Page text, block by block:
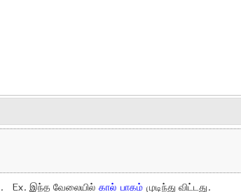
. Ex. இந்த வேலையில் கால் பாகம் முடிந்து விட்டது.